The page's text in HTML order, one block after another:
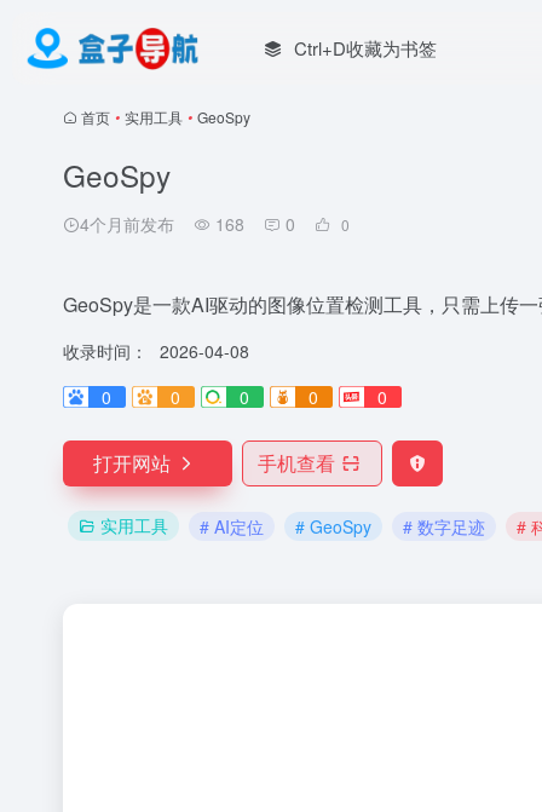
Ctrl+D收藏为书签
首页 • 实用工具 • GeoSpy
GeoSpy
4个月前发布 168 0 0
GeoSpy是一款AI驱动的图像位置检测工具，只需上传
收录时间：
2026-04-08
0
0 0 0 0
打开网站 手机查看
实用工具 # AI定位 # GeoSpy # 数字足迹 #